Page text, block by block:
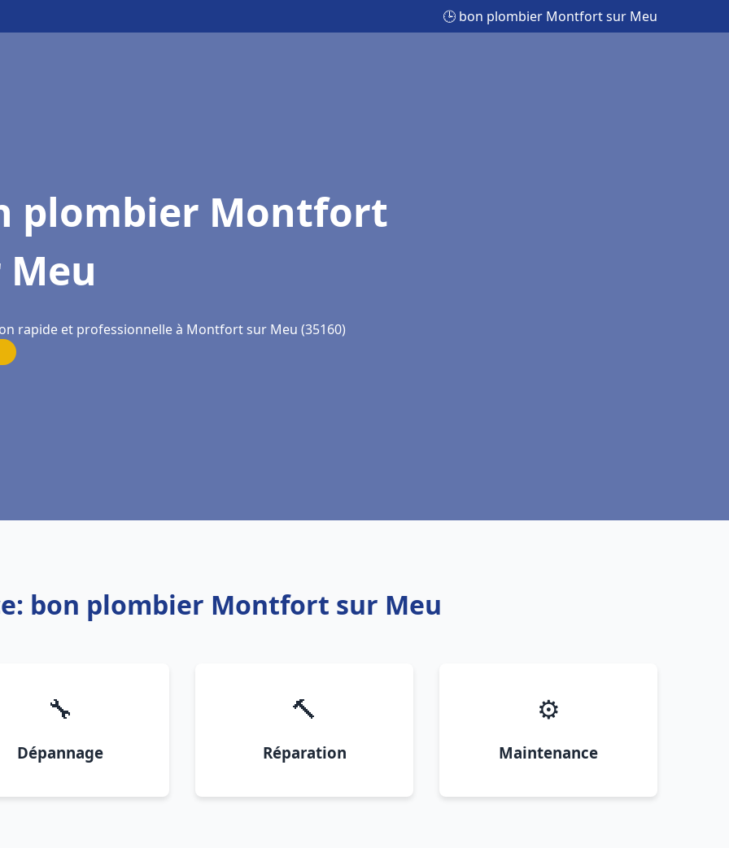
🕒 bon plombier Montfort sur Meu
plombier Montfort
rapide et professionnelle à Montfort sur Meu (35160)
bon plombier Montfort sur Meu
🔧
Dépannage
🔨
Réparation
⚙️
Maintenance